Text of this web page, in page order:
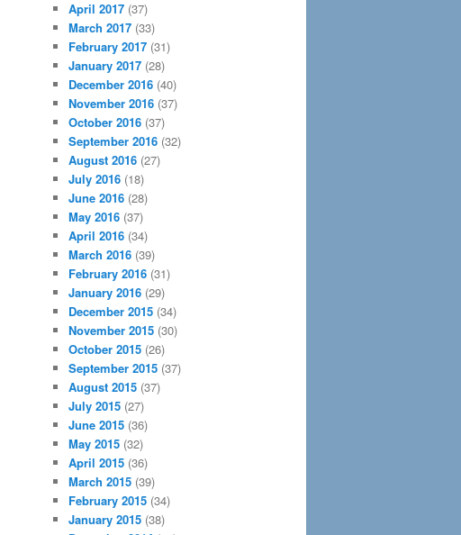
April 2017 (37)
March 2017 (33)
February 2017 (31)
January 2017 (28)
December 2016 (40)
November 2016 (37)
October 2016 (37)
September 2016 (32)
August 2016 (27)
July 2016 (18)
June 2016 (28)
May 2016 (37)
April 2016 (34)
March 2016 (39)
February 2016 (31)
January 2016 (29)
December 2015 (34)
November 2015 (30)
October 2015 (26)
September 2015 (37)
August 2015 (37)
July 2015 (27)
June 2015 (36)
May 2015 (32)
April 2015 (36)
March 2015 (39)
February 2015 (34)
January 2015 (38)